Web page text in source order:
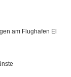
am Flughafen El